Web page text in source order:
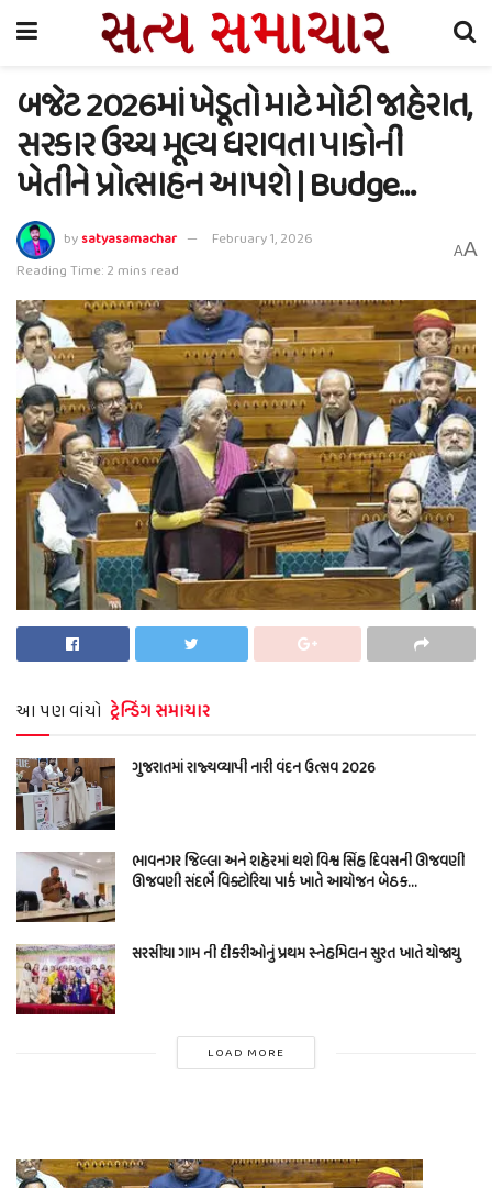
બજેટ 2026માં ખેડૂતો માટે મોટી જાહેરાત,
સરકાર ઉચ્ચ મૂલ્ય ધરાવતા પાકોની
ખેતીને પ્રોત્સાહન આપશે | Budge…
bysatyasamachar
February 1, 2026
Reading Time: 2 mins read
AA
આ પણ વાંચો ટ્રેન્ડિંગ સમાચાર
ગુજરાતમાં રાજ્યવ્યાપી નારી વંદન ઉત્સવ 2026
ભાવનગર જિલ્લા અને શહેરમાં થશે વિશ્વ સિંહ દિવસની ઊજવણી
ઊજવણી સંદર્ભે વિક્ટોરિયા પાર્ક ખાતે આયોજન બેઠક…
સરસીયા ગામ ની દીકરીઓનું પ્રથમ સ્નેહમિલન સુરત ખાતે યોજાયુ
LOAD MORE